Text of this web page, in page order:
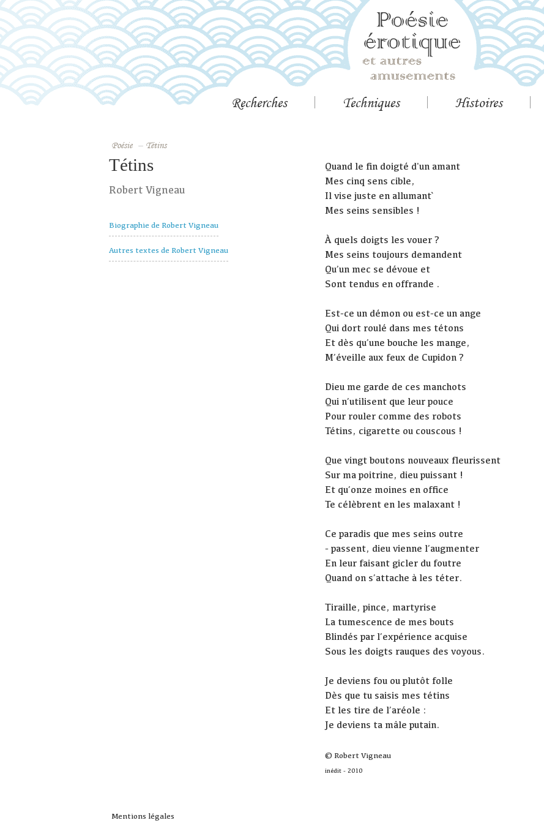
Recherches Techniques Histoires
Poésie – Tétins
Tétins
Robert Vigneau
Biographie de Robert Vigneau
Autres textes de Robert Vigneau
Quand le fin doigté d'un amant
Mes cinq sens cible,
Il vise juste en allumant`
Mes seins sensibles !
À quels doigts les vouer ?
Mes seins toujours demandent
Qu’un mec se dévoue et
Sont tendus en offrande .
Est-ce un démon ou est-ce un ange
Qui dort roulé dans mes tétons
Et dès qu’une bouche les mange,
M’éveille aux feux de Cupidon ?
Dieu me garde de ces manchots
Qui n’utilisent que leur pouce
Pour rouler comme des robots
Tétins, cigarette ou couscous !
Que vingt boutons nouveaux fleurissent
Sur ma poitrine, dieu puissant !
Et qu’onze moines en office
Te célèbrent en les malaxant !
Ce paradis que mes seins outre
- passent, dieu vienne l’augmenter
En leur faisant gicler du foutre
Quand on s’attache à les téter.
Tiraille, pince, martyrise
La tumescence de mes bouts
Blindés par l’expérience acquise
Sous les doigts rauques des voyous.
Je deviens fou ou plutôt folle
Dès que tu saisis mes tétins
Et les tire de l’aréole :
Je deviens ta mâle putain.
© Robert Vigneau
inédit - 2010
Mentions légales